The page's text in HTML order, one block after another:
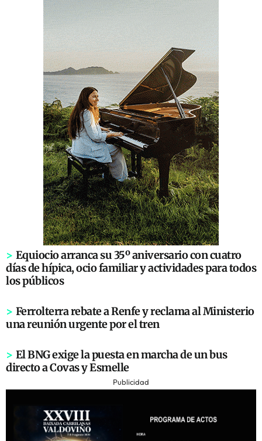
> Equiocio arranca su 35º aniversario con cuatro
días de hípica, ocio familiar y actividades para todos
los públicos
> Ferrolterra rebate a Renfe y reclama al Ministerio
una reunión urgente por el tren
> El BNG exige la puesta en marcha de un bus
directo a Covas y Esmelle
Publicidad